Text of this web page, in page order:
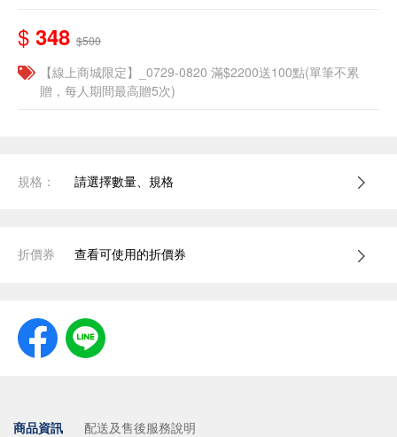
$ 348 $500
【線上商城限定】_0729-0820 滿$2200送100點(單筆不累
贈，每人期間最高贈5次)
規格： 請選擇數量、規格
折價券 查看可使用的折價券
商品資訊 配送及售後服務說明